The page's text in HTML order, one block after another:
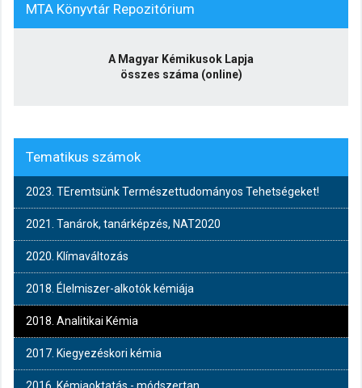
MTA Könyvtár Repozitórium
A Magyar Kémikusok Lapja
összes száma (online)
Tematikus számok
2023. TEremtsünk Természettudományos Tehetségeket!
2021. Tanárok, tanárképzés, NAT2020
2020. Klímaváltozás
2018. Élelmiszer-alkotók kémiája
2018. Analitikai Kémia
2017. Kiegyezéskori kémia